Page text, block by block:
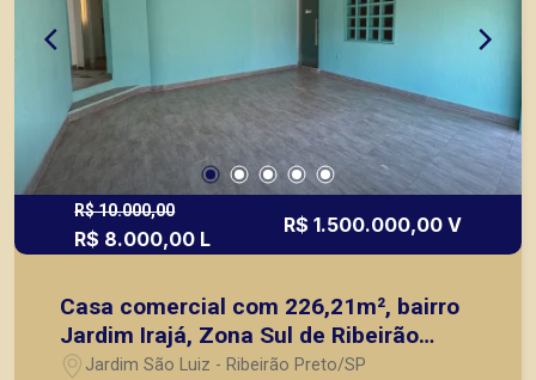
R$ 10.000,00
R$ 8.000,00 L
R$ 1.500.000,00 V
Casa comercial com 226,21m², bairro
Jardim Irajá, Zona Sul de Ribeirão
Preto/SP.
Jardim São Luiz - Ribeirão Preto/SP